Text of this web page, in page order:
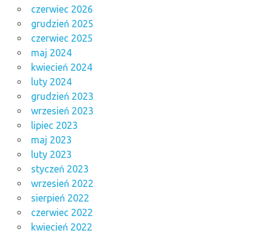
czerwiec 2026
grudzień 2025
czerwiec 2025
maj 2024
kwiecień 2024
luty 2024
grudzień 2023
wrzesień 2023
lipiec 2023
maj 2023
luty 2023
styczeń 2023
wrzesień 2022
sierpień 2022
czerwiec 2022
kwiecień 2022